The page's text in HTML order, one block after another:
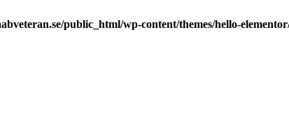
public_html/wp-content/themes/hello-